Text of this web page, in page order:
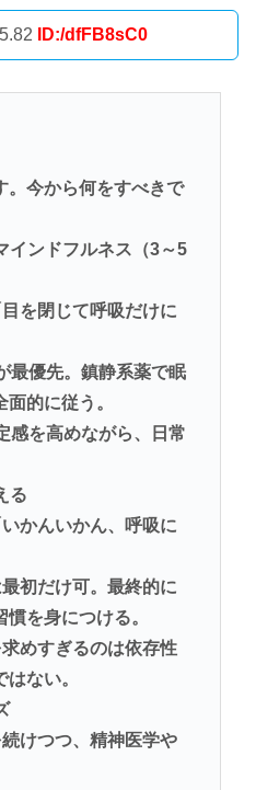
ID:/dfFB8sC0
。今から何をすべきで
インドフルネス（3～5
を閉じて呼吸だけに
最優先。鎮静系薬で眠
的に従う。
感を高めながら、日常
る
かんいかん、呼吸に
初だけ可。最終的に
を身につける。
めすぎるのは依存性
ない。
けつつ、精神医学や